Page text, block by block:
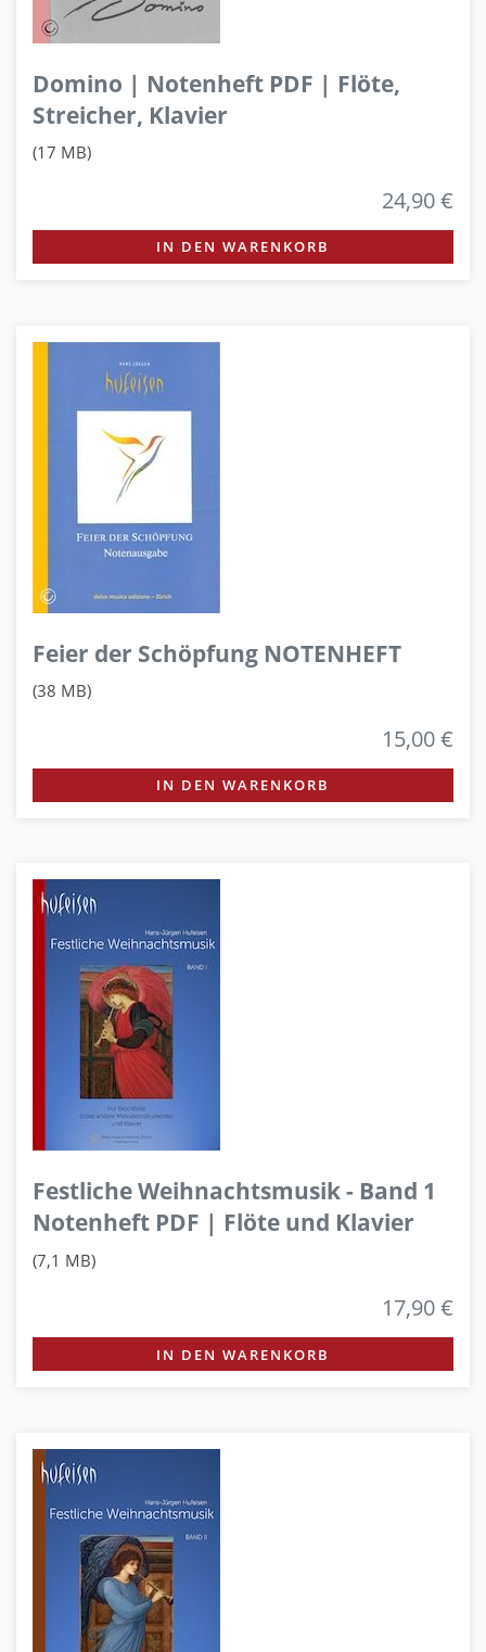
Domino | Notenheft PDF | Flöte,
Streicher, Klavier
(17 MB)
24,90 €
IN DEN WARENKORB
Feier der Schöpfung NOTENHEFT
(38 MB)
15,00 €
IN DEN WARENKORB
Festliche Weihnachtsmusik - Band 1
Notenheft PDF | Flöte und Klavier
(7,1 MB)
17,90 €
IN DEN WARENKORB